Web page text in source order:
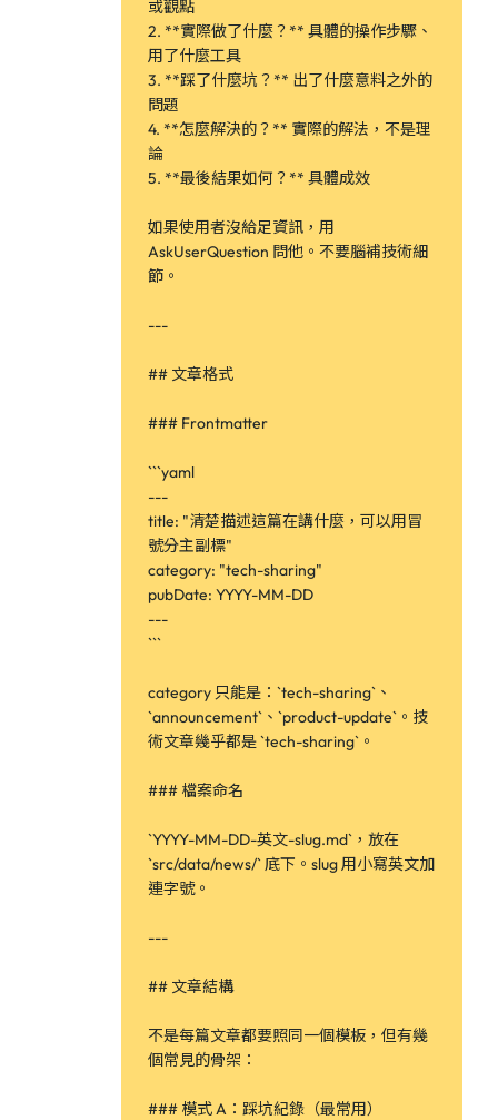
或觀點
2. **實際做了什麼？** 具體的操作步驟、
用了什麼工具
3. **踩了什麼坑？** 出了什麼意料之外的
問題
4. **怎麼解決的？** 實際的解法，不是理
論
5. **最後結果如何？** 具體成效
如果使用者沒給足資訊，用
AskUserQuestion 問他。不要腦補技術細
節。
---
## 文章格式
### Frontmatter
```yaml
---
title: "清楚描述這篇在講什麼，可以用冒
號分主副標"
category: "tech-sharing"
pubDate: YYYY-MM-DD
---
```
category 只能是：`tech-sharing`、
`announcement`、`product-update`。技
術文章幾乎都是 `tech-sharing`。
### 檔案命名
`YYYY-MM-DD-英文-slug.md`，放在
`src/data/news/` 底下。slug 用小寫英文加
連字號。
---
## 文章結構
不是每篇文章都要照同一個模板，但有幾
個常見的骨架：
### 模式 A：踩坑紀錄（最常用）